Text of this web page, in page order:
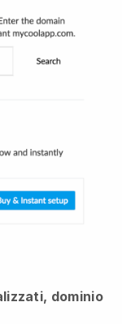
dominio